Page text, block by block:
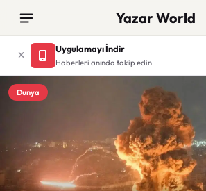
Yazar World
Uygulamayı İndir
Haberleri anında takip edin
Dunya